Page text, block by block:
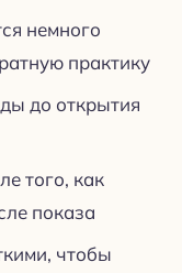
немного
практику
до открытия
того, как
показа
чтобы